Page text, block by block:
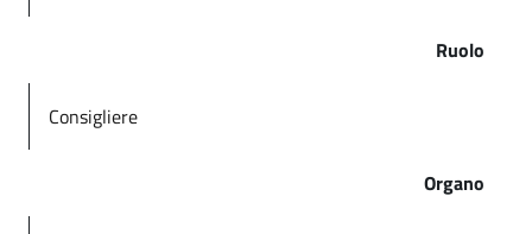
Ruolo
Consigliere
Organo